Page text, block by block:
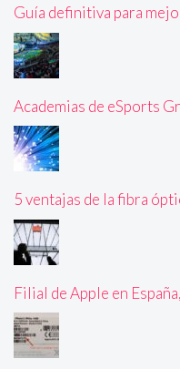
Guía definitiva para
Academias de eSports
5 ventajas de la fibra
Filial de Apple en